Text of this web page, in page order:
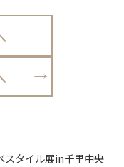
スタイル展in千里中央